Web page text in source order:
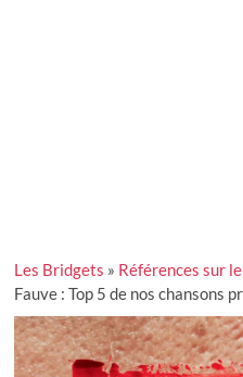
Les Bridgets » Références sur
Fauve : Top 5 de nos chansons